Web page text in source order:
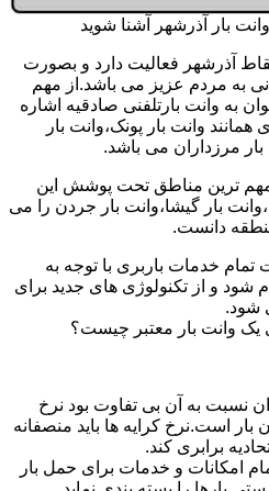
بار آذرشهر آشنا شوید
آذرشهر فعالیت دارد و بصورت
به مردم عزیز می باشد.از مهم
به وانت بارتلفنی صادقیه اشاره
وانت بار پونک،وانت بار
بار مرزداران می باشد.
ترین مناطق تحت پوشش این
بار گیشا،وانت بار جردن را می
دانست.
خدمات باربری با توجه به
شود و از تکنولوژی های جدید برای
شود.
وانت بار معتبر چیست؟
نسبت به آن بی تفاوت بود نرخ
بار است.نرخ کرایه ها باید منصفانه
برابری کند.
امکانات و خدمات برای حمل بار